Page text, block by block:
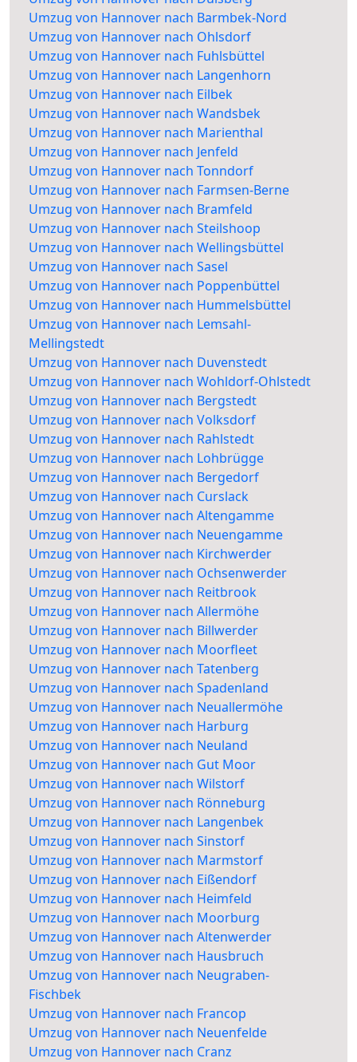
Umzug von Hannover nach Barmbek-Nord
Umzug von Hannover nach Ohlsdorf
Umzug von Hannover nach Fuhlsbüttel
Umzug von Hannover nach Langenhorn
Umzug von Hannover nach Eilbek
Umzug von Hannover nach Wandsbek
Umzug von Hannover nach Marienthal
Umzug von Hannover nach Jenfeld
Umzug von Hannover nach Tonndorf
Umzug von Hannover nach Farmsen-Berne
Umzug von Hannover nach Bramfeld
Umzug von Hannover nach Steilshoop
Umzug von Hannover nach Wellingsbüttel
Umzug von Hannover nach Sasel
Umzug von Hannover nach Poppenbüttel
Umzug von Hannover nach Hummelsbüttel
Umzug von Hannover nach Lemsahl-
Mellingstedt
Umzug von Hannover nach Duvenstedt
Umzug von Hannover nach Wohldorf-Ohlstedt
Umzug von Hannover nach Bergstedt
Umzug von Hannover nach Volksdorf
Umzug von Hannover nach Rahlstedt
Umzug von Hannover nach Lohbrügge
Umzug von Hannover nach Bergedorf
Umzug von Hannover nach Curslack
Umzug von Hannover nach Altengamme
Umzug von Hannover nach Neuengamme
Umzug von Hannover nach Kirchwerder
Umzug von Hannover nach Ochsenwerder
Umzug von Hannover nach Reitbrook
Umzug von Hannover nach Allermöhe
Umzug von Hannover nach Billwerder
Umzug von Hannover nach Moorfleet
Umzug von Hannover nach Tatenberg
Umzug von Hannover nach Spadenland
Umzug von Hannover nach Neuallermöhe
Umzug von Hannover nach Harburg
Umzug von Hannover nach Neuland
Umzug von Hannover nach Gut Moor
Umzug von Hannover nach Wilstorf
Umzug von Hannover nach Rönneburg
Umzug von Hannover nach Langenbek
Umzug von Hannover nach Sinstorf
Umzug von Hannover nach Marmstorf
Umzug von Hannover nach Eißendorf
Umzug von Hannover nach Heimfeld
Umzug von Hannover nach Moorburg
Umzug von Hannover nach Altenwerder
Umzug von Hannover nach Hausbruch
Umzug von Hannover nach Neugraben-
Fischbek
Umzug von Hannover nach Francop
Umzug von Hannover nach Neuenfelde
Umzug von Hannover nach Cranz